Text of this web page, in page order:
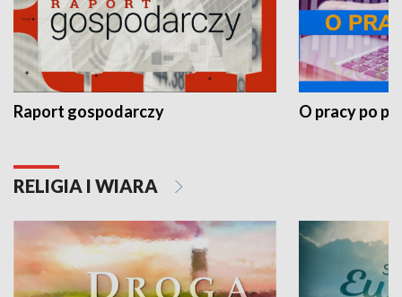
Raport gospodarczy O pracy po
RELIGIA I WIARA